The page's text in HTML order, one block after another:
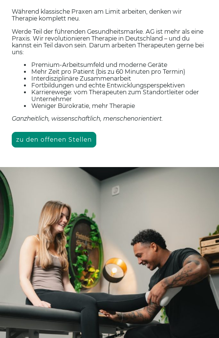
Während klassische Praxen am Limit arbeiten, denken wir
Therapie komplett neu.
Werde Teil der führenden Gesundheitsmarke. AG ist mehr als eine
Praxis. Wir revolutionieren Therapie in Deutschland – und du
kannst ein Teil davon sein. Darum arbeiten Therapeuten gerne bei
uns:
Premium-Arbeitsumfeld und moderne Geräte
Mehr Zeit pro Patient (bis zu 60 Minuten pro Termin)
Interdisziplinäre Zusammenarbeit
Fortbildungen und echte Entwicklungsperspektiven
Karrierewege: vom Therapeuten zum Standortleiter oder
Unternehmer
Weniger Bürokratie, mehr Therapie
Ganzheitlich, wissenschaftlich, menschenorientiert.
zu den offenen Stellen